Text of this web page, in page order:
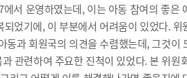
서 운영하였는데, 이는 아동 참여의 좋
었기에, 이 부분에서 어려움이 있었다.
과 회원국의 의견을 수렴했는데, 그것
관련하여 주요한 진척이 있었다. 본 위